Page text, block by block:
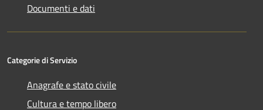
Documenti e dati
Categorie di Servizio
Anagrafe e stato civile
Cultura e tempo libero